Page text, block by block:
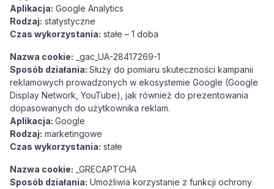
Aplikacja: Google Analytics
Rodzaj: statystyczne
Czas wykorzystania: stałe – 1 doba
Nazwa cookie: _gac_UA-28417269-1
Sposób działania: Służy do pomiaru skuteczności kampanii
reklamowych prowadzonych w ekosystemie Google (Google
Display Network, YouTube), jak również do prezentowania
dopasowanych do użytkownika reklam.
Aplikacja: Google
Rodzaj: marketingowe
Czas wykorzystania: stałe
Nazwa cookie: _GRECAPTCHA
Sposób działania: Umożliwia korzystanie z funkcji ochrony